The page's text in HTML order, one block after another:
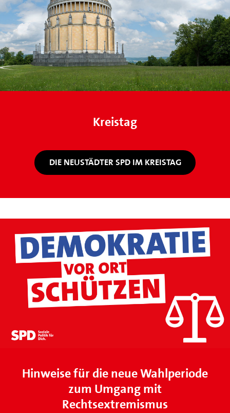
Kreistag
DIE NEUSTÄDTER SPD IM KREISTAG
Hinweise für die neue Wahlperiode
zum Umgang mit
Rechtsextremismus